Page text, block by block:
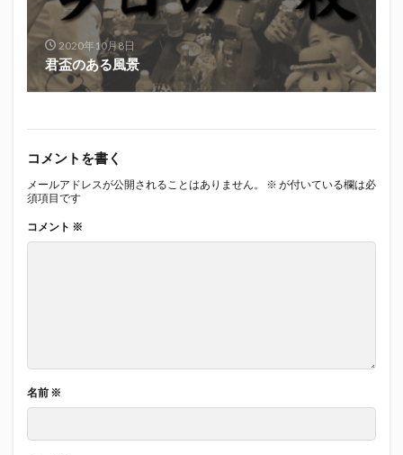
2020年10月8日
君盃のある風景
コメントを書く
メールアドレスが公開されることはありません。 ※ が付いている欄は必
須項目です
コメント ※
名前 ※